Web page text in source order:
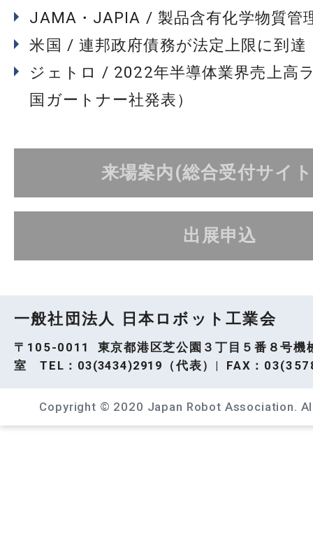
JAMA・JAPIA / 製品含有化学物質管
米国 / 連邦政府債務が法定上限に到達
ジェトロ / 2022年半導体業界売上高
国ガートナー社発表）
来場案内(総合受付サイ
出展申込
一般社団法人 日本ロボット工業会
〒105-0011 東京都港区芝公園３丁目５番８号機
室 TEL： 03(3434)2919 （代表）| FAX：
Copyright © 2020 Japan Robot Association.